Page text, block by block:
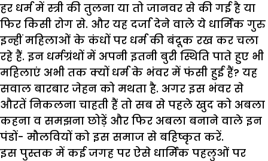
हर धर्म में स्त्री की तुलना या तो जानवर से की गई है या
फिर किसी रोग से. और यह दर्जा देने वाले ये धार्मिक गुरु
इन्हीं महिलाओं के कंधों पर धर्म की बंदूक रख कर चला
रहे हैं. इन धर्मग्रंथों में अपनी इतनी बुरी स्थिति पाते हुए भी
महिलाएं अभी तक क्यों धर्म के भंवर में फंसी हुई हैं? यह
सवाल बारबार जेहन को मथता है. अगर इस भंवर से
औरतें निकलना चाहती हैं तो सब से पहले खुद को अबला
कहना व समझना छोड़ें और फिर अबला बनाने वाले इन
पंडों- मौलवियों को इस समाज से बहिष्कृत करें.
इस पुस्तक में कई जगह पर ऐसे धार्मिक पहलुओं पर